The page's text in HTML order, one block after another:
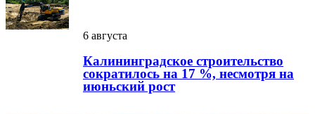
6 августа
Калининградское строительство
сократилось на 17 %, несмотря на
июньский рост